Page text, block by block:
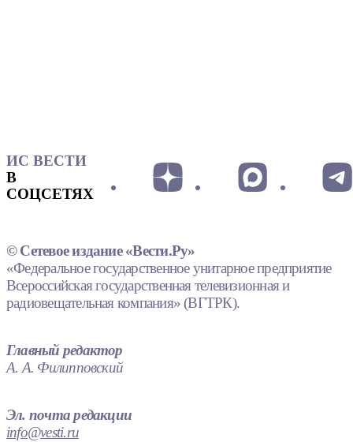
ИС ВЕСТИ
В
СОЦСЕТЯХ
© Сетевое издание «Вести.Ру»
«Федеральное государственное унитарное предприятие
Всероссийская государственная телевизионная и
радиовещательная компания» (ВГТРК).
Главный редактор
А. А. Филипповский
Эл. почта редакции
info@vesti.ru